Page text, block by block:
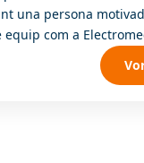
una persona
com a